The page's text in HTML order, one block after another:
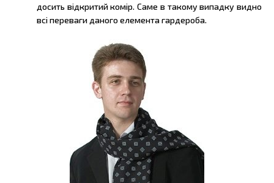
досить відкритий комір. Саме в такому випадку видно
всі переваги даного елемента гардероба.